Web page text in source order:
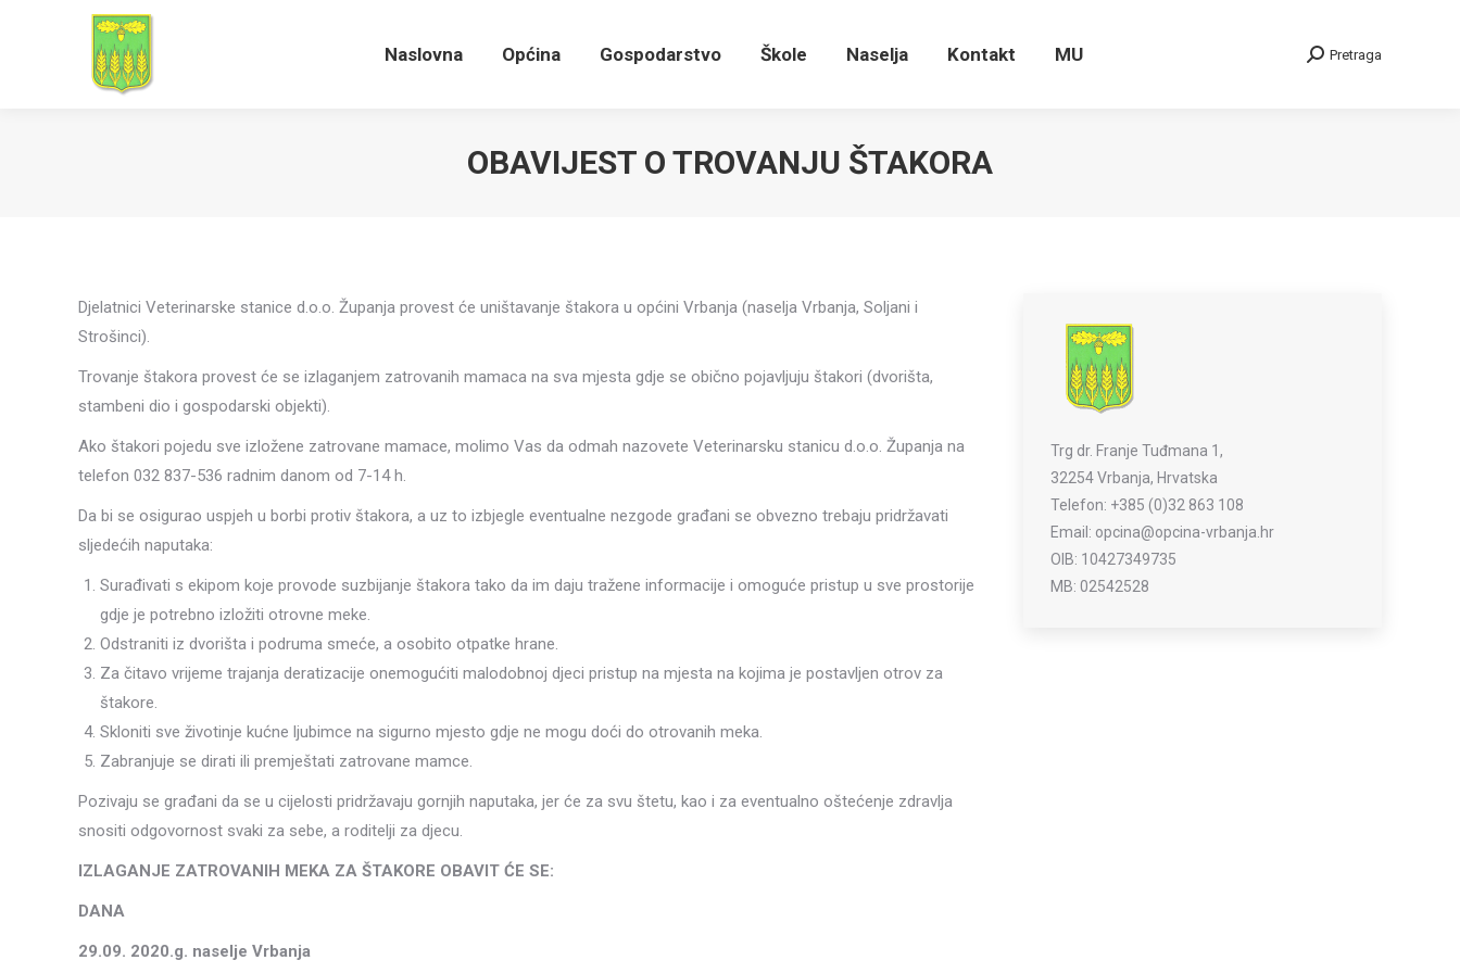
Naslovna Općina Gospodarstvo Škole Naselja Kontakt MU Search:
Pretraga
OBAVIJEST O TROVANJU ŠTAKORA
Djelatnici Veterinarske stanice d.o.o. Županja provest će uništavanje štakora u općini Vrbanja (naselja Vrbanja, Soljani i
Strošinci).
Trovanje štakora provest će se izlaganjem zatrovanih mamaca na sva mjesta gdje se obično pojavljuju štakori (dvorišta,
stambeni dio i gospodarski objekti).
Ako štakori pojedu sve izložene zatrovane mamace, molimo Vas da odmah nazovete Veterinarsku stanicu d.o.o. Županja na
telefon 032 837-536 radnim danom od 7-14 h.
Da bi se osigurao uspjeh u borbi protiv štakora, a uz to izbjegle eventualne nezgode građani se obvezno trebaju pridržavati
sljedećih naputaka:
Surađivati s ekipom koje provode suzbijanje štakora tako da im daju tražene informacije i omoguće pristup u sve prostorije
gdje je potrebno izložiti otrovne meke.
Odstraniti iz dvorišta i podruma smeće, a osobito otpatke hrane.
Za čitavo vrijeme trajanja deratizacije onemogućiti malodobnoj djeci pristup na mjesta na kojima je postavljen otrov za
štakore.
Skloniti sve životinje kućne ljubimce na sigurno mjesto gdje ne mogu doći do otrovanih meka.
Zabranjuje se dirati ili premještati zatrovane mamce.
Pozivaju se građani da se u cijelosti pridržavaju gornjih naputaka, jer će za svu štetu, kao i za eventualno oštećenje zdravlja
snositi odgovornost svaki za sebe, a roditelji za djecu.
IZLAGANJE ZATROVANIH MEKA ZA ŠTAKORE OBAVIT ĆE SE:
DANA
29.09. 2020.g. naselje Vrbanja
Trg dr. Franje Tuđmana 1,
32254 Vrbanja, Hrvatska
Telefon: +385 (0)32 863 108
Email: opcina@opcina-vrbanja.hr
OIB: 10427349735
MB: 02542528
Naslovna Općina Gospodarstvo Škole Naselja Kontakt MU Search: